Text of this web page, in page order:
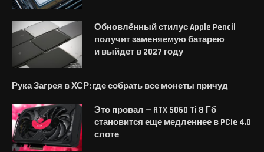
Обновлённый стилус Apple Pencil
получит заменяемую батарею
и выйдет в 2027 году
Рука Загрея в ХСР: где собрать все монеты причуд
Это провал — RTX 5060 Ti 8 Гб
становится еще медленнее в PCIe 4.0
слоте